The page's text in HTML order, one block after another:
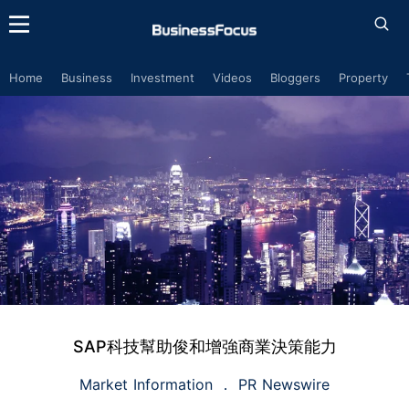
Home Business Investment Videos Bloggers Property
SAP科技幫助俊和增強商業決策能力
Market Information PR Newswire